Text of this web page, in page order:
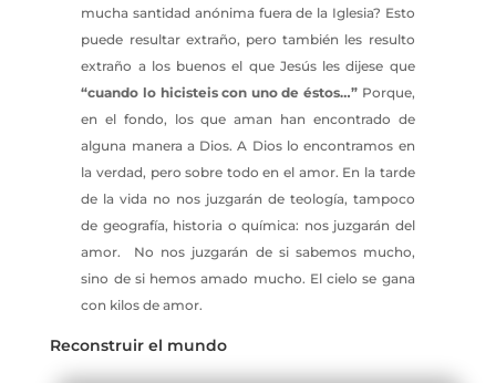
mucha santidad anónima fuera de la Iglesia? Esto
puede resultar extraño, pero también les resulto
extraño a los buenos el que Jesús les dijese que
“cuando lo hicisteis con uno de éstos…”Porque,
en el fondo, los que aman han encontrado de
alguna manera a Dios. A Dios lo encontramos en
la verdad, pero sobre todo en el amor. En la tarde
de la vida no nos juzgarán de teología, tampoco
de geografía, historia o química: nos juzgarán del
amor. No nos juzgarán de si sabemos mucho,
sino de si hemos amado mucho. El cielo se gana
con kilos de amor.
Reconstruir el mundo